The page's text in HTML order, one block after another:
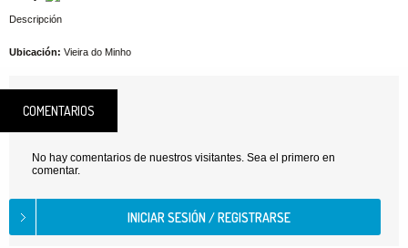
Descripción
Ubicación: Vieira do Minho
COMENTARIOS
No hay comentarios de nuestros visitantes. Sea el primero en
comentar.